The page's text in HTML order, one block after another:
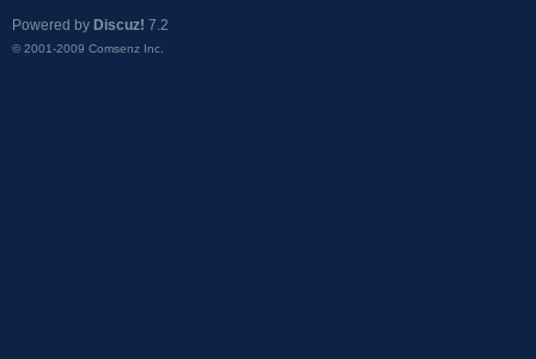
Powered by Discuz! 7.2
© 2001-2009 Comsenz Inc.